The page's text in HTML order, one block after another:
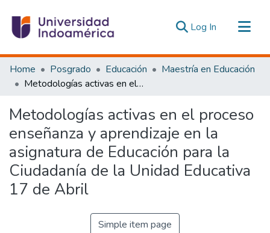
Log In (current)
Communities & Collections
All of DSpace
Estadísticas Externas
Home Posgrado Educación
Maestría en Educación
Metodologías activas en el proceso enseñanza y aprendizaje en la asignatura de Educación para la Ciudadanía de la Unidad Educativa 17 de Abril
Metodologías activas en el proceso
enseñanza y aprendizaje en la
asignatura de Educación para la
Ciudadanía de la Unidad Educativa
17 de Abril
Simple item page